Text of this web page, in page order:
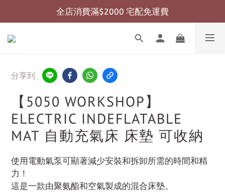
全店消費滿$999 超商免運費
全店消費滿$2000 宅配免運費
全店消費滿$999 超商免運費
分享到
【5050 WORKSHOP】
ELECTRIC INDEFLATABLE
MAT 自動充氣床 床墊 可收納
使用電動氣泵可顯著減少安裝和拆卸所需的時間和精
力！
這是一款由聚氨酯和空氣製成的混合床墊。